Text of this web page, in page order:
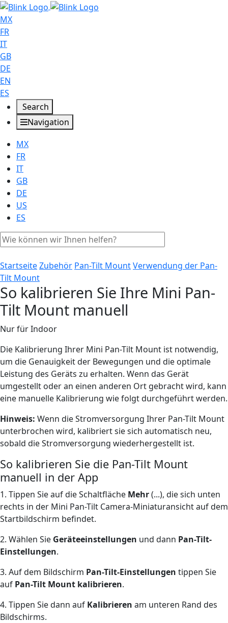
MX
FR
IT
GB
DE
EN
ES
Search
Navigation
MX
FR
IT
GB
DE
US
ES
StartseiteZubehör Pan-Tilt MountVerwendung der Pan-
Tilt Mount
So kalibrieren Sie Ihre Mini Pan-
Tilt Mount manuell
Nur für Indoor
Die Kalibrierung Ihrer Mini Pan-Tilt Mount ist notwendig,
um die Genauigkeit der Bewegungen und die optimale
Leistung des Geräts zu erhalten. Wenn das Gerät
umgestellt oder an einen anderen Ort gebracht wird, kann
eine manuelle Kalibrierung wie folgt durchgeführt werden.
Hinweis: Wenn die Stromversorgung Ihrer Pan-Tilt Mount
unterbrochen wird, kalibriert sie sich automatisch neu,
sobald die Stromversorgung wiederhergestellt ist.
So kalibrieren Sie die Pan-Tilt Mount
manuell in der App
1. Tippen Sie auf die Schaltfläche Mehr(...), die sich unten
rechts in der Mini Pan-Tilt Camera-Miniaturansicht auf dem
Startbildschirm befindet.
2. Wählen Sie Geräteeinstellungen und dann Pan-Tilt-
Einstellungen.
3. Auf dem Bildschirm Pan-Tilt-Einstellungen tippen Sie
auf Pan-Tilt Mount kalibrieren.
4. Tippen Sie dann auf Kalibrieren am unteren Rand des
Bildschirms.